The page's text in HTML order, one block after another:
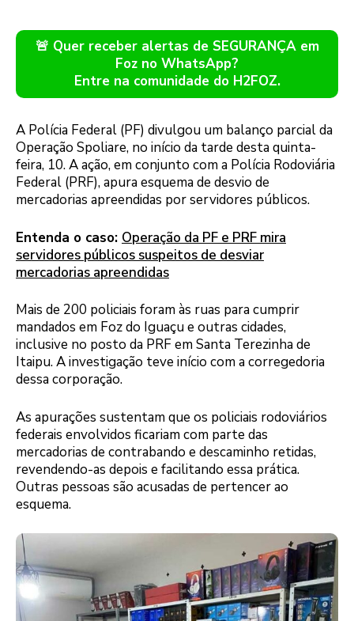
🚨 Quer receber alertas de SEGURANÇA em
Foz no WhatsApp?
Entre na comunidade do H2FOZ.
A Polícia Federal (PF) divulgou um balanço parcial da
Operação Spoliare, no início da tarde desta quinta-
feira, 10. A ação, em conjunto com a Polícia Rodoviária
Federal (PRF), apura esquema de desvio de
mercadorias apreendidas por servidores públicos.
Entenda o caso: Operação da PF e PRF mira
servidores públicos suspeitos de desviar
mercadorias apreendidas
Mais de 200 policiais foram às ruas para cumprir
mandados em Foz do Iguaçu e outras cidades,
inclusive no posto da PRF em Santa Terezinha de
Itaipu. A investigação teve início com a corregedoria
dessa corporação.
As apurações sustentam que os policiais rodoviários
federais envolvidos ficariam com parte das
mercadorias de contrabando e descaminho retidas,
revendendo-as depois e facilitando essa prática.
Outras pessoas são acusadas de pertencer ao
esquema.